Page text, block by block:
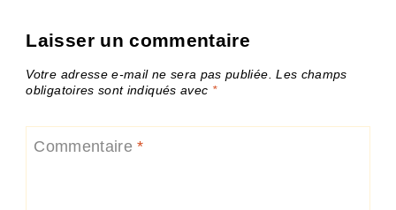
Laisser un commentaire
Votre adresse e-mail ne sera pas publiée. Les champs
obligatoires sont indiqués avec *
Commentaire*